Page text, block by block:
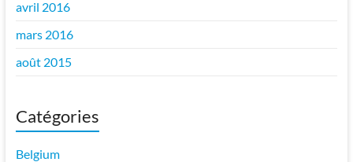
avril 2016
mars 2016
août 2015
Catégories
Belgium